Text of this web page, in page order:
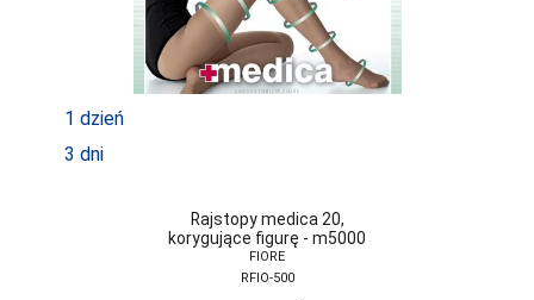
GRAMARK
GRAWEX
HENDERSON
1 dzień
3 dni
Rajstopy medica 20,
korygujące figurę - m5000
FIORE
RFIO-500